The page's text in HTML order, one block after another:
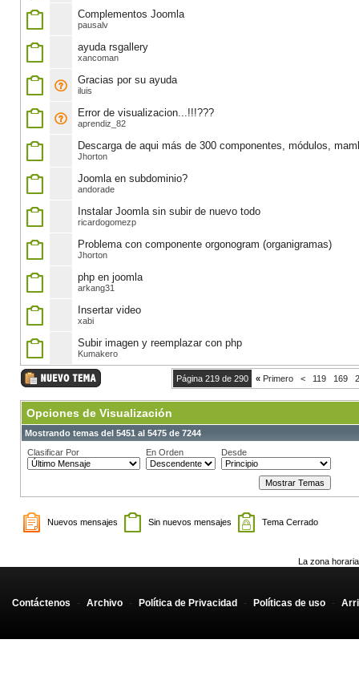
Complementos Joomla
pausalv
ayuda rsgallery
xancoman
Gracias por su ayuda
iluis
Error de visualizacion...!!!???
aprendiz_82
Descarga de aqui más de 300 componentes, módulos,
Jhorton
Joomla en subdominio?
andorade
Instalar Joomla sin subir de nuevo todo
ricardogomezp
Problema con componente orgonogram (organigramas)
Jhorton
php en joomla
arkang31
Insertar video
xabi
Subir imagen y reemplazar con php
Kumakero
Página 219 de 290 « Primero < 119 169
Opciones de Visualización
Mostrando temas del 5451 al 5475 de 7244
Clasificar Por
En Orden Desde
Nuevos mensajes Sin nuevos mensajes Tema Cerrado
La zona
Contáctenos - Archivo - Política de Privacidad - Políticas de uso -